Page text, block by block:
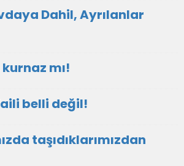
Dahil, Ayrılanlar
mı!
belli değil!
taşıdıklarımızdan